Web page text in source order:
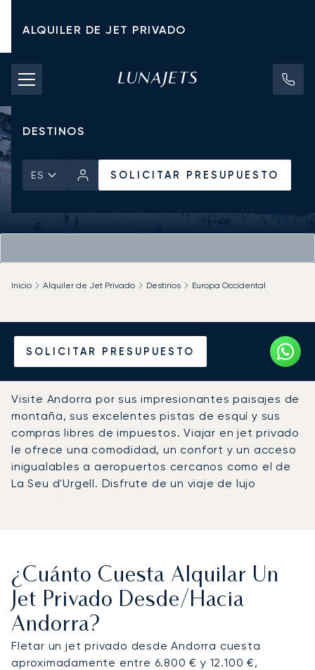
ALQUILER DE JET PRIVADO
TARIFAS DE CHÁRTER
JETS PRIVADOS
DESTINOS
ES SOLICITAR PRESUPUESTO
SOLICITAR PRESUPUESTO
Inicio Alquiler de Jet Privado Destinos Europa Occidental
Alquile un Jet Privado
desde o hacia Andorra
Visite Andorra por sus impresionantes paisajes de
montaña, sus excelentes pistas de esquí y sus
compras libres de impuestos. Viajar en jet privado
le ofrece una comodidad, un confort y un acceso
inigualables a aeropuertos cercanos como el de
La Seu d'Urgell. Disfrute de un viaje de lujo
impecable a esta joya escondida en los Pirineos.
¿Cuánto Cuesta Alquilar Un
Jet Privado Desde/hacia
Andorra?
Fletar un jet privado desde Andorra cuesta
aproximadamente entre 6.800 € y 12.100 €,